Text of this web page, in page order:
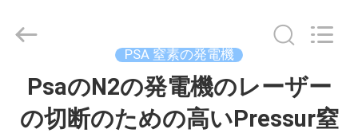
2026
JoShining
Reserved.
PSA 窒素の発電機
PsaのN2の発電機のレーザー
の切断のための高いPressur窒